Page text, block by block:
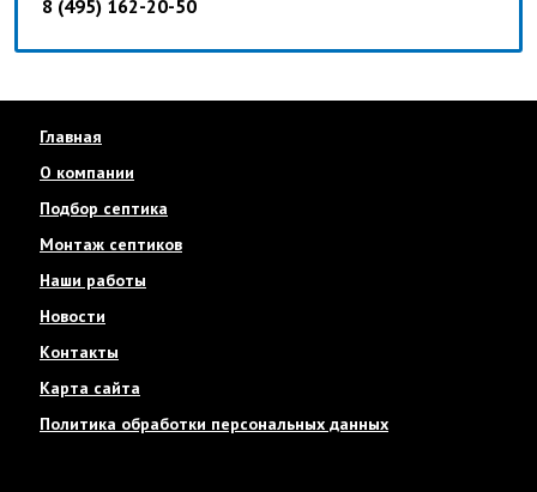
8 (495) 162-20-50
Главная
О компании
Подбор септика
Монтаж септиков
Наши работы
Новости
Контакты
Карта сайта
Политика обработки персональных данных